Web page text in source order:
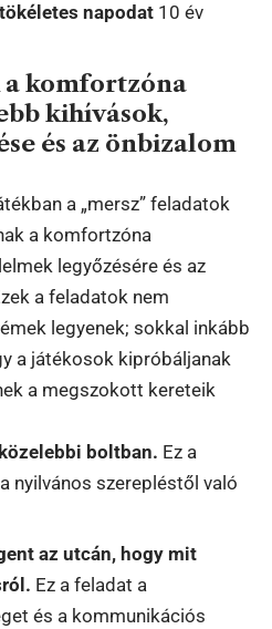
tökéletes napodat 10 év
komfortzóna
kihívások,
és az önbizalom
a „mersz” feladatok
a komfortzóna
legyőzésére és az
a feladatok nem
legyenek; sokkal inkább
a játékosok kipróbáljanak
a megszokott kereteik
boltban. Ez a
nyilvános szerepléstől való
az utcán, hogy mit
Ez a feladat a
és a kommunikációs